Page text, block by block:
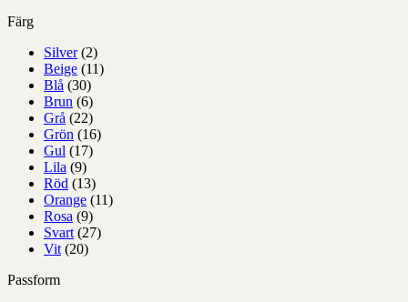
Färg
Silver (2)
Beige (11)
Blå (30)
Brun (6)
Grå (22)
Grön (16)
Gul (17)
Lila (9)
Röd (13)
Orange (11)
Rosa (9)
Svart (27)
Vit (20)
Passform